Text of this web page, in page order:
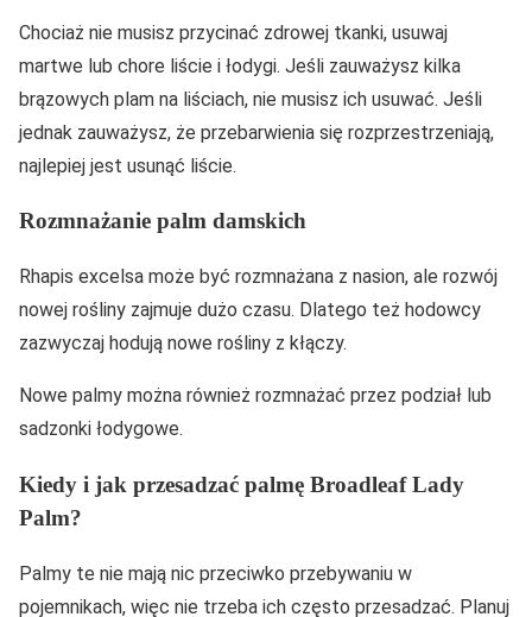
Chociaż nie musisz przycinać zdrowej tkanki, usuwaj
martwe lub chore liście i łodygi. Jeśli zauważysz kilka
brązowych plam na liściach, nie musisz ich usuwać. Jeśli
jednak zauważysz, że przebarwienia się rozprzestrzeniają,
najlepiej jest usunąć liście.
Rozmnażanie palm damskich
Rhapis excelsa może być rozmnażana z nasion, ale rozwój
nowej rośliny zajmuje dużo czasu. Dlatego też hodowcy
zazwyczaj hodują nowe rośliny z kłączy.
Nowe palmy można również rozmnażać przez podział lub
sadzonki łodygowe.
Kiedy i jak przesadzać palmę Broadleaf Lady
Palm?
Palmy te nie mają nic przeciwko przebywaniu w
pojemnikach, więc nie trzeba ich często przesadzać. Planuj